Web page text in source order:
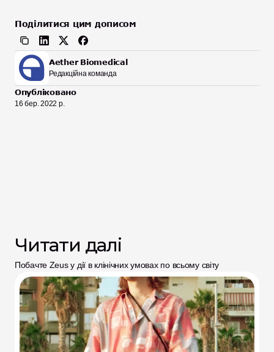
Поділитися цим дописом
Aether Biomedical
Редакційна команда
Опубліковано
16 бер. 2022 р.
Читати далі
Побачте Zeus у дії в клінічних умовах по всьому світу